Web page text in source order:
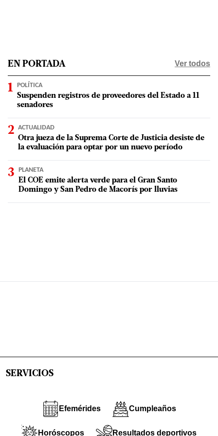
EN PORTADA Ver todos
POLÍTICA
Suspenden registros de proveedores del Estado a 11
senadores
ACTUALIDAD
Otra jueza de la Suprema Corte de Justicia desiste de
la evaluación para optar por un nuevo período
PLANETA
El COE emite alerta verde para el Gran Santo
Domingo y San Pedro de Macorís por lluvias
SERVICIOS
Efemérides Cumpleaños
Horóscopos Resultados deportivos